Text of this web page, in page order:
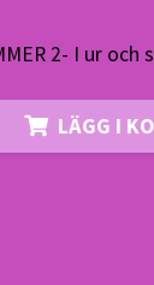
2- I ur och
LÄGG I